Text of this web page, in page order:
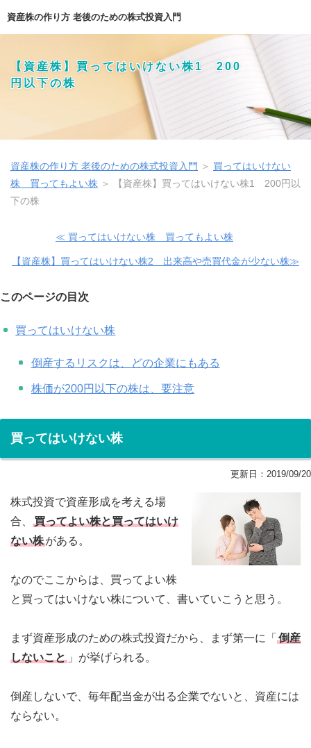
資産株の作り方 老後のための株式投資入門
【資産株】買ってはいけない株1 200
円以下の株
資産株の作り方 老後のための株式投資入門 ＞ 買ってはいけない
株 買ってもよい株 ＞
【資産株】買ってはいけない株1 200円以
下の株
≪ 買ってはいけない株 買ってもよい株
【資産株】買ってはいけない株2 出来高や売買代金が少ない株≫
このページの目次
買ってはいけない株
倒産するリスクは、どの企業にもある
株価が200円以下の株は、要注意
買ってはいけない株
更新日： 2019/09/20
株式投資で資産形成を考える場
合、
買ってよい株と買ってはいけ
ない株がある。
なのでここからは、買ってよい株
と買ってはいけない株について、書いていこうと思う。
まず資産形成のための株式投資だから、まず第一に「 倒産
しないこと 」が挙げられる。
倒産しないで、毎年配当金が出る企業でないと、資産には
ならない。